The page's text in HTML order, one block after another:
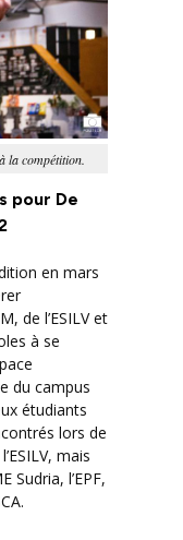
la compétition.
pour De
en mars
de l’ESILV et
à se
du campus
étudiants
lors de
mais
Sudria, l’EPF,